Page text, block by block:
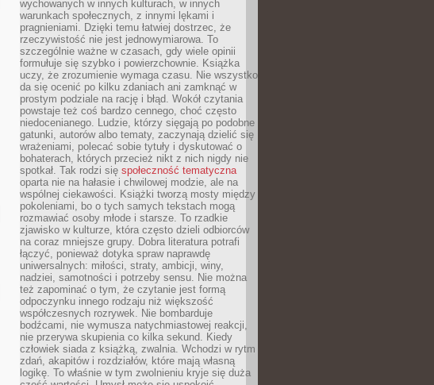
wychowanych w innych kulturach, w innych
warunkach społecznych, z innymi lękami i
pragnieniami. Dzięki temu łatwiej dostrzec, że
rzeczywistość nie jest jednowymiarowa. To
szczególnie ważne w czasach, gdy wiele opinii
formułuje się szybko i powierzchownie. Książka
uczy, że zrozumienie wymaga czasu. Nie wszystko
da się ocenić po kilku zdaniach ani zamknąć w
prostym podziale na rację i błąd. Wokół czytania
powstaje też coś bardzo cennego, choć często
niedocenianego. Ludzie, którzy sięgają po podobne
gatunki, autorów albo tematy, zaczynają dzielić się
wrażeniami, polecać sobie tytuły i dyskutować o
bohaterach, których przecież nikt z nich nigdy nie
spotkał. Tak rodzi się społeczność tematyczna
oparta nie na hałasie i chwilowej modzie, ale na
wspólnej ciekawości. Książki tworzą mosty między
pokoleniami, bo o tych samych tekstach mogą
rozmawiać osoby młode i starsze. To rzadkie
zjawisko w kulturze, która często dzieli odbiorców
na coraz mniejsze grupy. Dobra literatura potrafi
łączyć, ponieważ dotyka spraw naprawdę
uniwersalnych: miłości, straty, ambicji, winy,
nadziei, samotności i potrzeby sensu. Nie można
też zapominać o tym, że czytanie jest formą
odpoczynku innego rodzaju niż większość
współczesnych rozrywek. Nie bombarduje
bodźcami, nie wymusza natychmiastowej reakcji,
nie przerywa skupienia co kilka sekund. Kiedy
człowiek siada z książką, zwalnia. Wchodzi w rytm
zdań, akapitów i rozdziałów, które mają własną
logikę. To właśnie w tym zwolnieniu kryje się duża